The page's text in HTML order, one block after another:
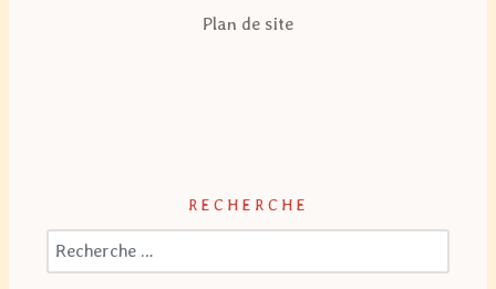
Plan de site
RECHERCHE
Valider